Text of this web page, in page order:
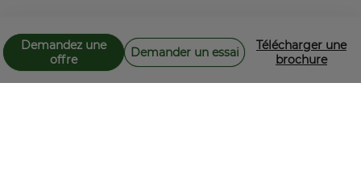
LA SÉCURITÉ DANS LES MOINDRES
DÉTAILS
Le choix intelligent
Demandez une
offre
Demander un essai
Télécharger une
brochure